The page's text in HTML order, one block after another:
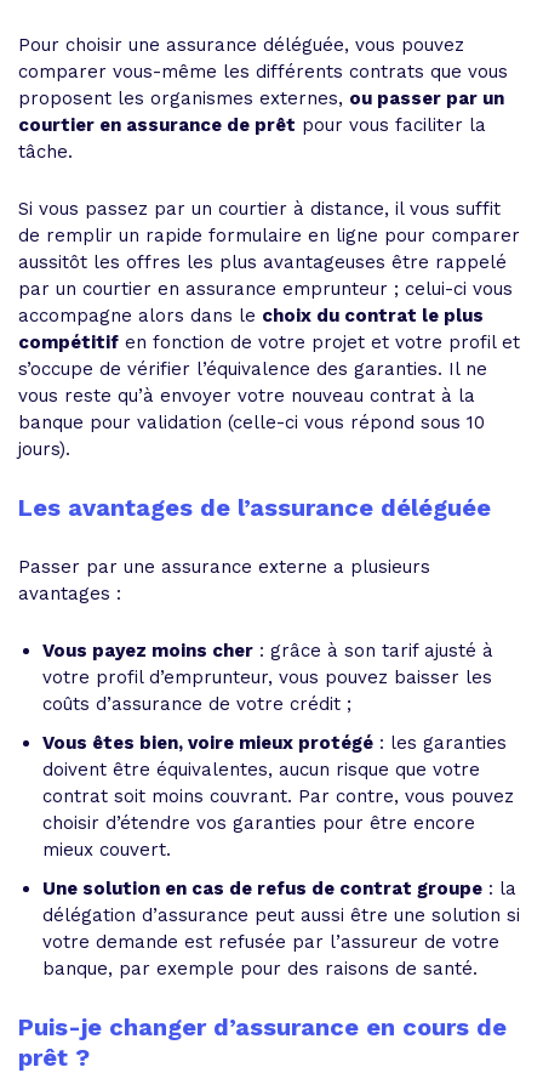
Pour choisir une assurance déléguée, vous pouvez
comparer vous-même les différents contrats que vous
proposent les organismes externes, ou passer par un
courtier en assurance de prêt pour vous faciliter la
tâche.
Si vous passez par un courtier à distance, il vous suffit
de remplir un rapide formulaire en ligne pour comparer
aussitôt les offres les plus avantageuses être rappelé
par un courtier en assurance emprunteur ; celui-ci vous
accompagne alors dans le choix du contrat le plus
compétitif en fonction de votre projet et votre profil et
s’occupe de vérifier l’équivalence des garanties. Il ne
vous reste qu’à envoyer votre nouveau contrat à la
banque pour validation (celle-ci vous répond sous 10
jours).
Les avantages de l’assurance déléguée
Passer par une assurance externe a plusieurs
avantages :
Vous payez moins cher : grâce à son tarif ajusté à
votre profil d’emprunteur, vous pouvez baisser les
coûts d’assurance de votre crédit ;
Vous êtes bien, voire mieux protégé : les garanties
doivent être équivalentes, aucun risque que votre
contrat soit moins couvrant. Par contre, vous pouvez
choisir d’étendre vos garanties pour être encore
mieux couvert.
Une solution en cas de refus de contrat groupe : la
délégation d’assurance peut aussi être une solution si
votre demande est refusée par l’assureur de votre
banque, par exemple pour des raisons de santé.
Puis-je changer d’assurance en cours de
prêt ?